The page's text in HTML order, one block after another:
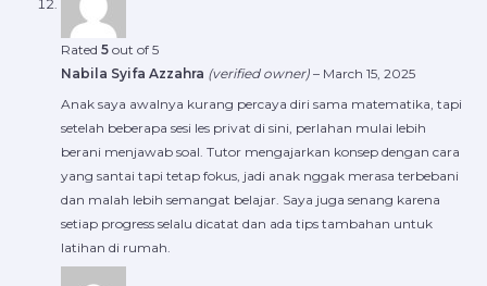
Rated 5 out of 5
Nabila Syifa Azzahra (verified owner) – March 15, 2025
Anak saya awalnya kurang percaya diri sama matematika, tapi
setelah beberapa sesi les privat di sini, perlahan mulai lebih
berani menjawab soal. Tutor mengajarkan konsep dengan cara
yang santai tapi tetap fokus, jadi anak nggak merasa terbebani
dan malah lebih semangat belajar. Saya juga senang karena
setiap progress selalu dicatat dan ada tips tambahan untuk
latihan di rumah.